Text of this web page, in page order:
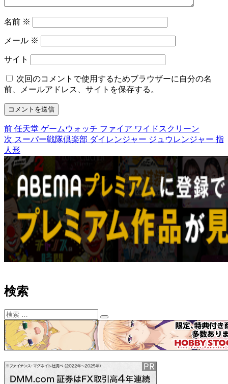
名前 ※
メール ※
サイト
次回のコメントで使用するためブラウザーに自分の名
前、メールアドレス、サイトを保存する。
投
稿
ナ
ビ
ゲ
ー
シ
ョ
ン
前 前
の
投
稿:
任天堂 ゲームウォッチ ファイア ワイドスクリーン
次 次
の
投
稿:
スーパー戦隊倶楽部 ダイレンジャー ジュウレンジャー 指
人形
検索
検
索:
検
索